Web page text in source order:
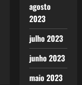
agosto
2023
julho 2023
junho 2023
maio 2023